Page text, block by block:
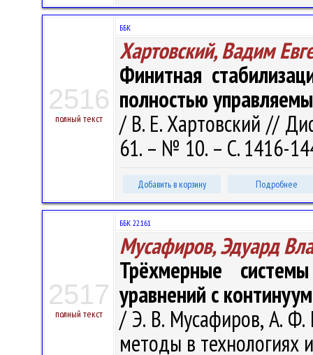
2516
полный текст
ББК
Хартовский, Вадим
Финитная
полностью
/ В. Е. Хартовский //
61. – № 10. – С. 1416-
Добавить в корзину Подробнее
2517
полный текст
ББК 22.161
Мусафиров, Эдуард
Трёхмерные
уравнений с
/ Э. В. Мусафиров, А. Ф.
методы в